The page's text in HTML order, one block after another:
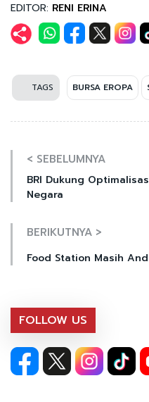
EDITOR: RENI ERINA
TAGS BURSA EROPA
< SEBELUMNYA
BRI Dukung
Negara
BERIKUTNYA >
Food Station Masih
FOLLOW US